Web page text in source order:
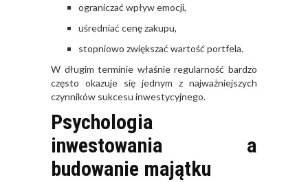
ograniczać wpływ emocji,
uśredniać cenę zakupu,
stopniowo zwiększać wartość portfela.
W długim terminie właśnie regularność bardzo
często okazuje się jednym z najważniejszych
czynników sukcesu inwestycyjnego.
Psychologia
inwestowania a
budowanie majątku